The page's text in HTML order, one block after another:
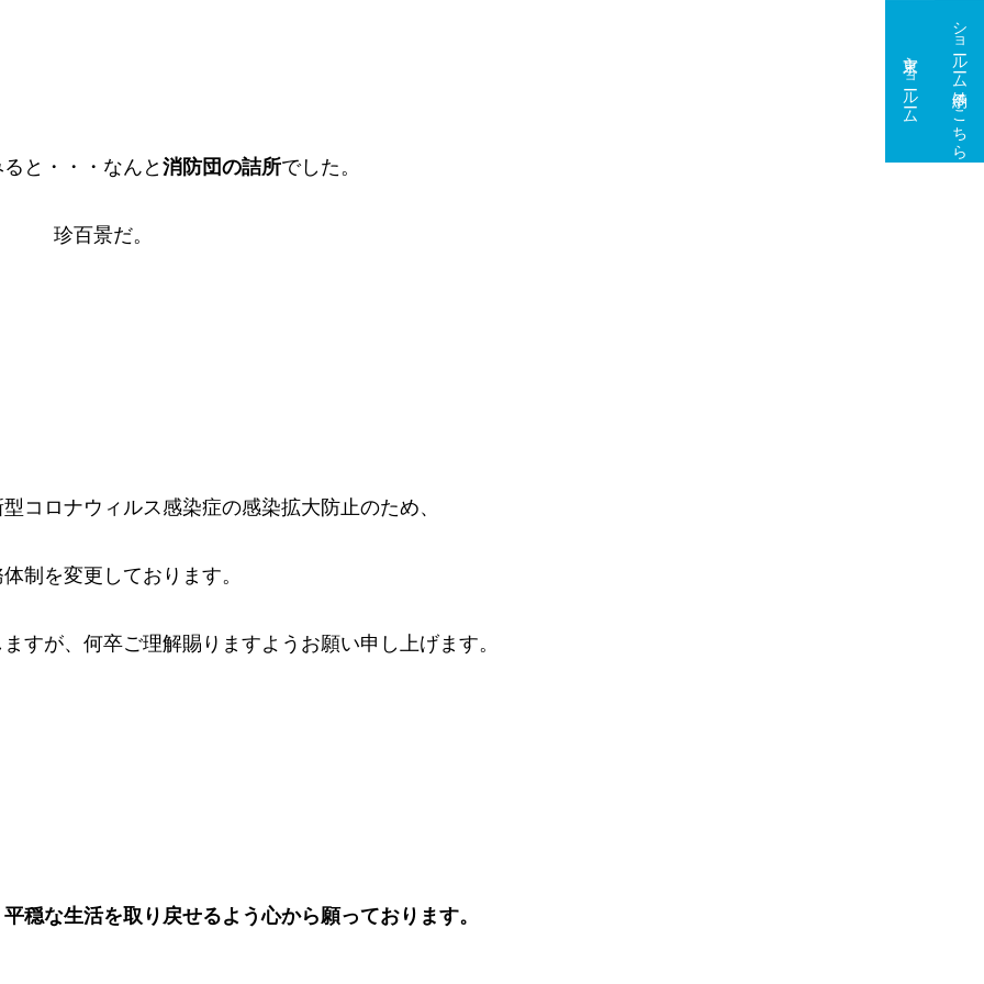
ショールーム予約はこちら
東京ショールーム 大阪ショールーム
と・・・なんと 消防団の詰所でした。
珍百景だ。
コロナウィルス感染症の感染拡大防止のため、
制を変更しております。
すが、何卒ご理解賜りますようお願い申し上げます。
穏な生活を取り戻せるよう心から願っております。